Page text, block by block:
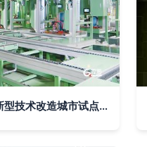
青岛入选2024年度制造业新型技术改造城市试点，最高获批3亿元中央支持资金